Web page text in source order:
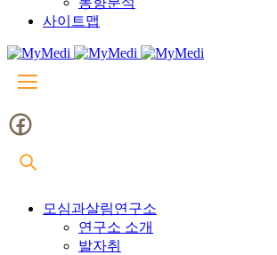
사이트맵
모심과살림연구소
연구소 소개
발자취